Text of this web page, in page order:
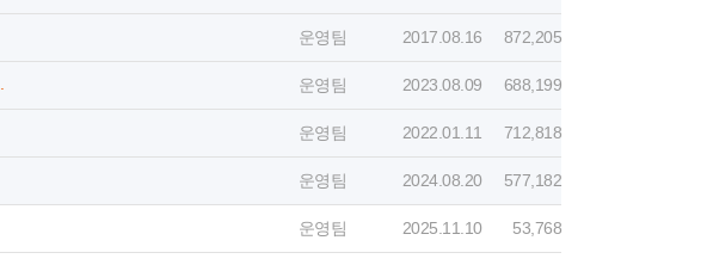
운영팀 2017.08.16 872,205
운영팀 2023.08.09 688,199
운영팀 2022.01.11 712,818
운영팀 2024.08.20 577,182
운영팀 2025.11.10 53,768